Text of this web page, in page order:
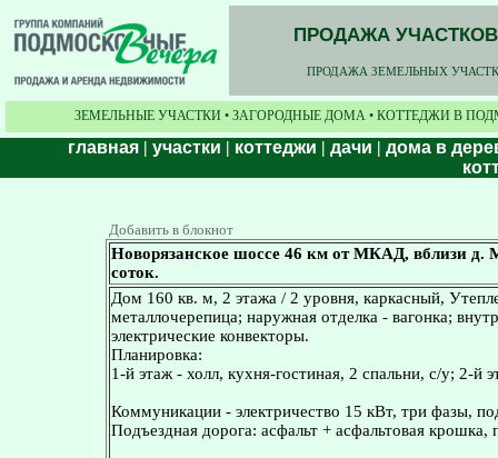
ПРОДАЖА
ПРОДАЖА ЗЕМЕЛЬНЫХ
ЗЕМЕЛЬНЫЕ УЧАСТКИ • ЗАГОРОДНЫЕ ДОМА • КОТТЕДЖИ В
главная | участки | коттеджи | дачи | дома в
Добавить в блокнот
Новорязанское шоссе 46 км от МКАД, вблизи
соток.
Дом 160 кв. м, 2 этажа / 2 уровня, каркасный,
металлочерепица; наружная отделка - вагонка;
электрические конвекторы.
Планировка:
1-й этаж - холл, кухня-гостиная, 2 спальни, с/у; 2-й
Коммуникации - электричество 15 кВт, три фазы,
Подъездная дорога: асфальт + асфальтовая